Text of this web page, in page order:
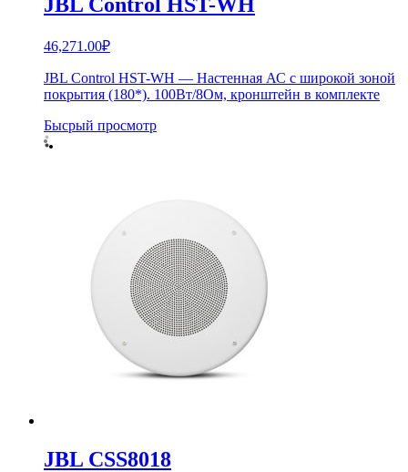
46,271.00₽
JBL Control HST-WH — Настенная АС с широкой зоной
покрытия (180*). 100Вт/8Ом, кронштейн в комплекте
Бысрый просмотр
JBL CSS8018